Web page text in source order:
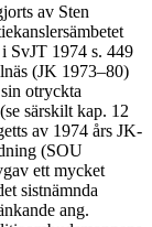
av Sten
SvJT 1974 s. 449
(JK 1973–80)
otryckta
särskilt kap. 12
av 1974 års JK-
(SOU
ett mycket
sistnämnda
ang.